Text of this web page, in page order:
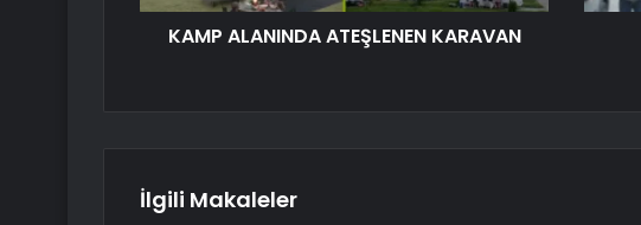
KAMP ALANINDA ATEŞLENEN KARAVAN
İlgili Makaleler